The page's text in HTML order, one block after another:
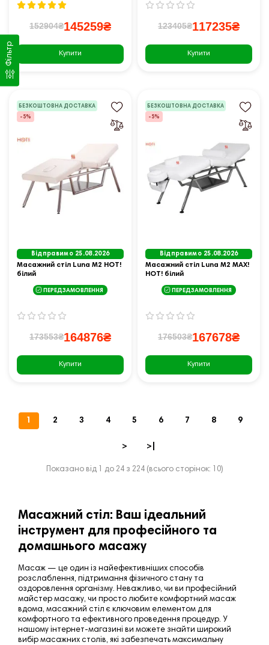
Фільтр
152904₴145259₴
Купити
123405₴117235₴
Купити
БЕЗКОШТОВНА ДОСТАВКА
-5%
Відправимо 25.08.2026
Масажний стіл Luna M2 HOT!
білий
ПЕРЕДЗАМОВЛЕННЯ
173553₴164876₴
Купити
БЕЗКОШТОВНА ДОСТАВКА
-5%
Відправимо 25.08.2026
Масажний стіл Luna M2 MAX!
HOT! білий
ПЕРЕДЗАМОВЛЕННЯ
176503₴167678₴
Купити
1 2 3 4 5 6 7 8 9
> >|
Показано від 1 до 24 з 224 (всього сторінок: 10)
Масажний стіл: Ваш ідеальний
інструмент для професійного та
домашнього масажу
Масаж — це один із найефективніших способів
розслаблення, підтримання фізичного стану та
оздоровлення організму. Неважливо, чи ви професійний
майстер масажу, чи просто любите комфортний масаж
вдома, масажний стіл є ключовим елементом для
комфортного та ефективного проведення процедур. У
нашому інтернет-магазині ви можете знайти широкий
вибір масажних столів, які забезпечать максимальну